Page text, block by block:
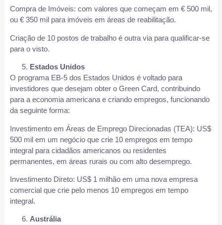
Compra de Imóveis: com valores que começam em € 500 mil,
ou € 350 mil para imóveis em áreas de reabilitação.
Criação de 10 postos de trabalho é outra via para qualificar-se
para o visto.
Estados Unidos
O programa EB-5 dos Estados Unidos é voltado para
investidores que desejam obter o Green Card, contribuindo
para a economia americana e criando empregos, funcionando
da seguinte forma:
Investimento em Áreas de Emprego Direcionadas (TEA): US$
500 mil em um negócio que crie 10 empregos em tempo
integral para cidadãos americanos ou residentes
permanentes, em áreas rurais ou com alto desemprego.
Investimento Direto: US$ 1 milhão em uma nova empresa
comercial que crie pelo menos 10 empregos em tempo
integral.
Austrália